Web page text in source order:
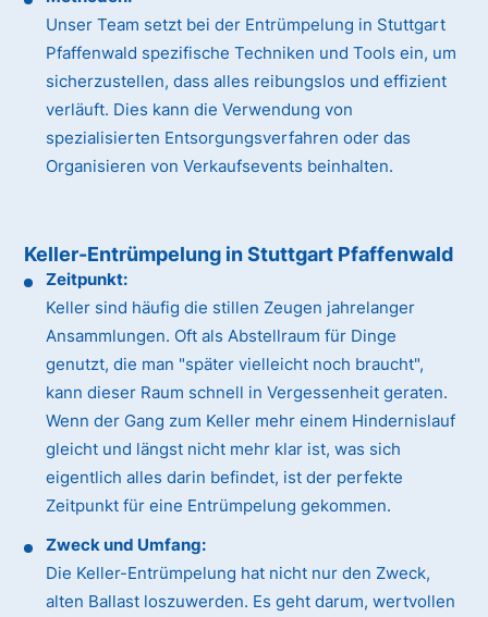
Unser Team setzt bei der Entrümpelung in Stuttgart
Pfaffenwald spezifische Techniken und Tools ein, um
sicherzustellen, dass alles reibungslos und effizient
verläuft. Dies kann die Verwendung von
spezialisierten Entsorgungsverfahren oder das
Organisieren von Verkaufsevents beinhalten.
Keller-Entrümpelung in Stuttgart Pfaffenwald
Zeitpunkt:
Keller sind häufig die stillen Zeugen jahrelanger
Ansammlungen. Oft als Abstellraum für Dinge
genutzt, die man "später vielleicht noch braucht",
kann dieser Raum schnell in Vergessenheit geraten.
Wenn der Gang zum Keller mehr einem Hindernislauf
gleicht und längst nicht mehr klar ist, was sich
eigentlich alles darin befindet, ist der perfekte
Zeitpunkt für eine Entrümpelung gekommen.
Zweck und Umfang:
Die Keller-Entrümpelung hat nicht nur den Zweck,
alten Ballast loszuwerden. Es geht darum, wertvollen